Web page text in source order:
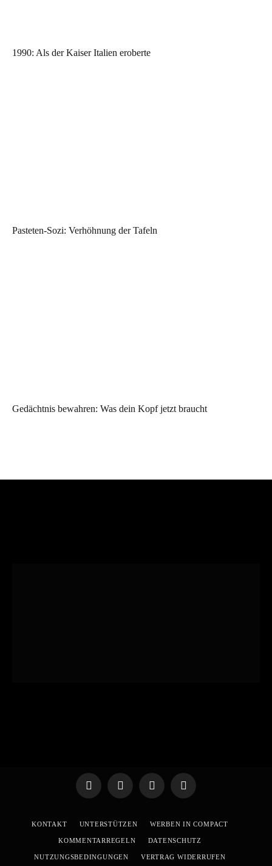
1990: Als der Kaiser Italien eroberte
Pasteten-Sozi: Verhöhnung der Tafeln
Gedächtnis bewahren: Was dein Kopf jetzt braucht
TelegramWhatsApp
X
YouTube
KONTAKT UNTERSTÜTZEN WERBEN IN COMPACT
KOMMENTARREGELN DATENSCHUTZ
NUTZUNGSBEDINGUNGEN VERTRAG WIDERRUFEN